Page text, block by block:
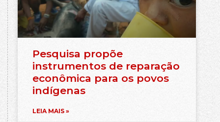
Pesquisa propõe
instrumentos de reparação
econômica para os povos
indígenas
LEIA MAIS »